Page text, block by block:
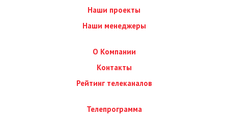
Наши проекты
Наши менеджеры
О Компании
Контакты
Рейтинг телеканалов
Телепрограмма